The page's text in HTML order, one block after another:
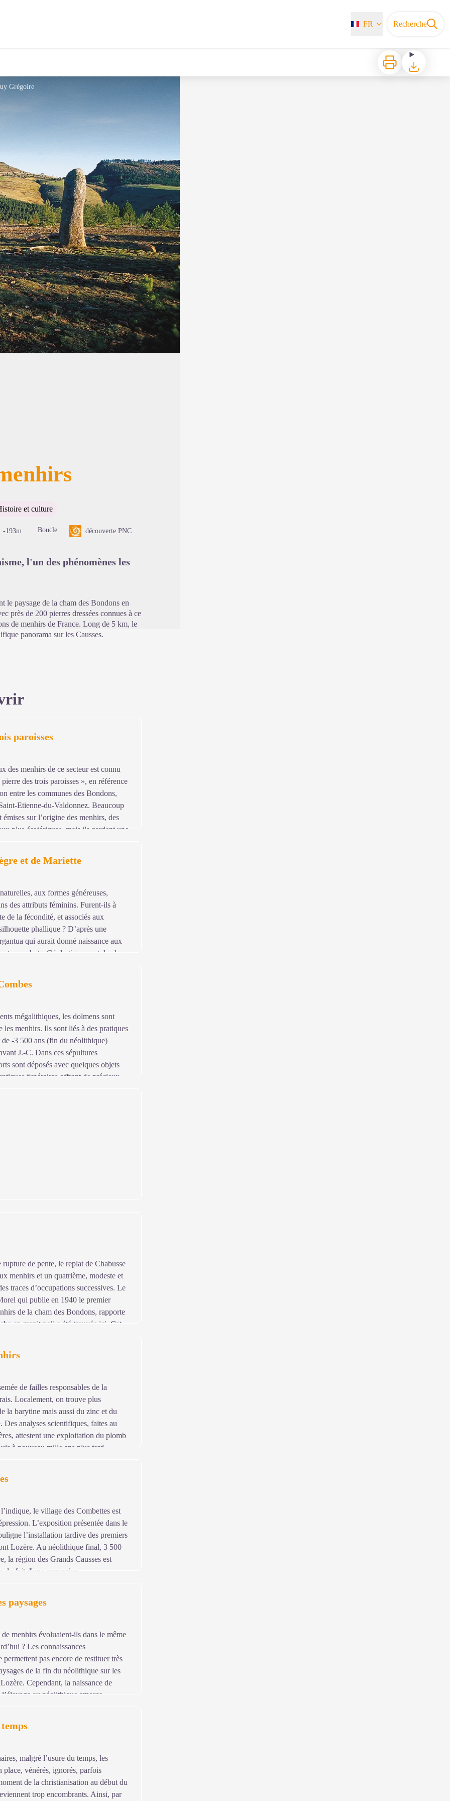
FR Recherche
Imprimer Télécharger
Grégoire
et culture
-193m Boucle découverte PNC
l'un des phénomènes les
le paysage de la cham des Bondons en
près de 200 pierres dressées connues à ce
de menhirs de France. Long de 5 km, le
panorama sur les Causses.
paroisses
des menhirs de ce secteur est connu
des trois paroisses », en référence
entre les communes des Bondons,
Etienne-du-Valdonnez. Beaucoup
émises sur l’origine des menhirs, des
plus ésotériques, mais ils gardent une
tonnes ont été extraites, mises en
Dans quel but ? L’archéologie
hommes de la préhistoire mais leur
en grande partie méconnues.
et de Mariette
aux formes généreuses,
des attributs féminins. Furent-ils à
de la fécondité, et associés aux
phallique ? D’après une
qui aurait donné naissance aux
ses sabots. Géologiquement, la cham
est rattachée par le col de
du mont Lozère offrant des
le « dos d’un âne » et les puechs,
mégalithiques, les dolmens sont
les menhirs. Ils sont liés à des pratiques
de -3 500 ans (fin du néolithique)
J.-C. Dans ces sépultures
sont déposés avec quelques objets
funéraires offrent de précieux
Ces monuments sont souvent
aux vivants le souvenir des
réemployé à l’âge du bronze comme
de sa fouille.
de pente, le replat de Chabusse
menhirs et un quatrième, modeste et
traces d’occupations successives. Le
qui publie en 1940 le premier
de la cham des Bondons, rapporte
en granit poli a été trouvée ici. Cet
pointes de flèches, grattoirs …),
Sur ce même site, la fouille de
d’ensevelissements d’os, associés à
de l’occupation romaine.
de failles responsables de la
Localement, on trouve plus
la barytine mais aussi du zinc et du
Des analyses scientifiques, faites au
attestent une exploitation du plomb
à nouveau mille ans plus tard.
des Bondons. La présence
mégalithisme et tellurisme, sans
récentes prouvent que le choix
territoriale de la fin du
le village des Combettes est
L’exposition présentée dans le
l’installation tardive des premiers
Lozère. Au néolithique final, 3 500
la région des Grands Causses est
du fait d'une expansion
s’installent, créant fermes et
et l’élevage, tout en s’adonnant
sont à l’origine du mégalithisme.
de monuments mais conserve encore
paysages
menhirs évoluaient-ils dans le même
? Les connaissances
permettent pas encore de restituer très
de la fin du néolithique sur les
Cependant, la naissance de
au néolithique amorce
Pour la première fois de leur histoire,
mais surtout en y
5 000 ans plus tard, l’intervention de
notamment le maintien de
malgré l’usure du temps, les
place, vénérés, ignorés, parfois
de la christianisation au début du
trop encombrants. Ainsi, par